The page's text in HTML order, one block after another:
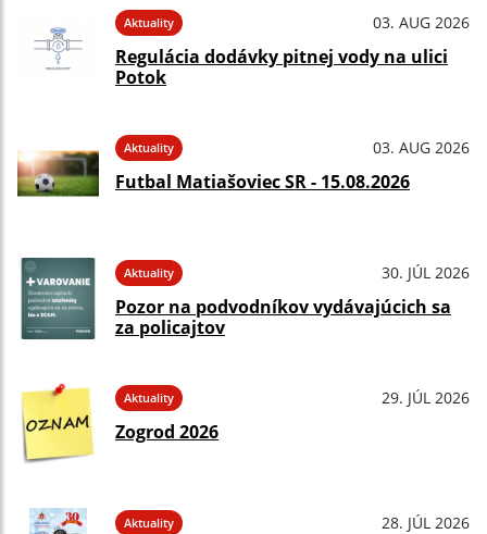
Aktuality 03. AUG 2026
Regulácia dodávky pitnej vody na ulici
Potok
Aktuality 03. AUG 2026
Futbal Matiašoviec SR - 15.08.2026
Aktuality 30. JÚL 2026
Pozor na podvodníkov vydávajúcich sa
za policajtov
Aktuality 29. JÚL 2026
Zogrod 2026
Aktuality 28. JÚL 2026